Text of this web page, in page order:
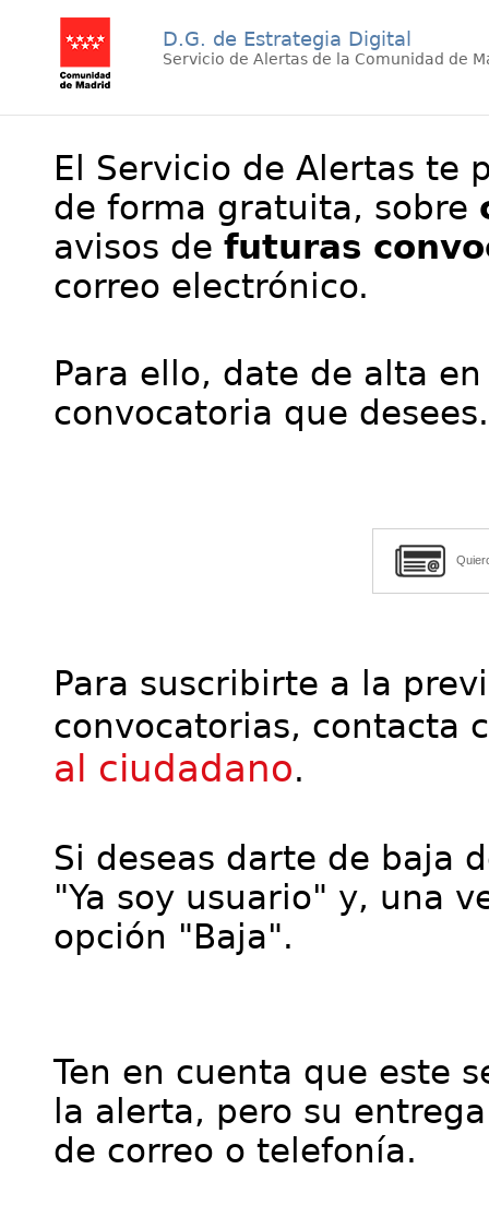
D.G. de Estrategia Digital
Servicio de Alertas de la Comunidad de
El Servicio de Alertas te
de forma gratuita, sobre
avisos de futuras
correo electrónico.
Para ello, date de alta
convocatoria que desees.
Para suscribirte a la
convocatorias, contacta
al ciudadano.
Si deseas darte de baja
"Ya soy usuario" y, una
opción "Baja".
Ten en cuenta que este
la alerta, pero su
de correo o telefonía.